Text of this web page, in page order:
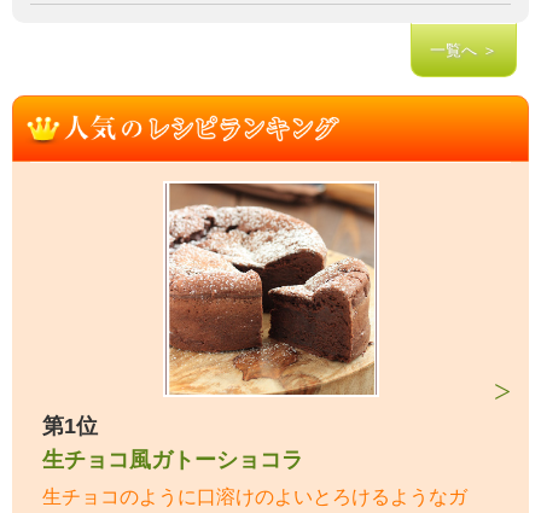
一覧へ ＞
第1位
生チョコ風ガトーショコラ
生チョコのように口溶けのよいとろけるようなガ